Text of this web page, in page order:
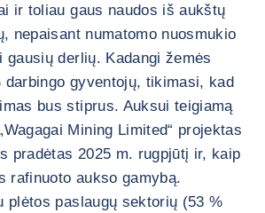
ir toliau gaus naudos iš aukštų
nepaisant numatomo nuosmukio
gausių derlių. Kadangi žemės
darbingo gyventojų, tikimasi, kad
bus stiprus. Auksui teigiamą
Mining Limited“ projektas
pradėtas 2025 m. rugpjūtį ir, kaip
rafinuoto aukso gamybą.
plėtos paslaugų sektorių (53 %